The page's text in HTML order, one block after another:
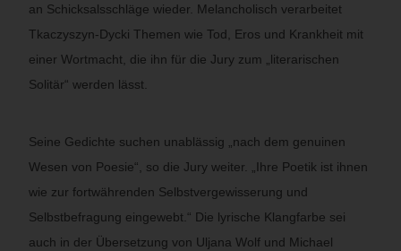
an Schicksalsschläge wieder. Melancholisch verarbeitet
Tkaczyszyn-Dycki Themen wie Tod, Eros und Krankheit mit
einer Wortmacht, die ihn für die Jury zum „literarischen
Solitär“ werden lässt.
Seine Gedichte suchen unablässig „nach dem genuinen
Wesen von Poesie“, so die Jury weiter. „Ihre Poetik ist ihnen
wie zur fortwährenden Selbstvergewisserung und
Selbstbefragung eingewebt.“ Die lyrische Klangfarbe sei
auch in der Übersetzung von Uljana Wolf und Michael